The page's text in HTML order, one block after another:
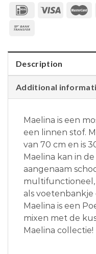
Description
Additional
Maelina is een
een linnen stof.
van 70 cm en is
Maelina kan in
aangenaam
multifunctioneel,
als voetenbankje
Maelina is een
mixen met de
Maelina collectie!